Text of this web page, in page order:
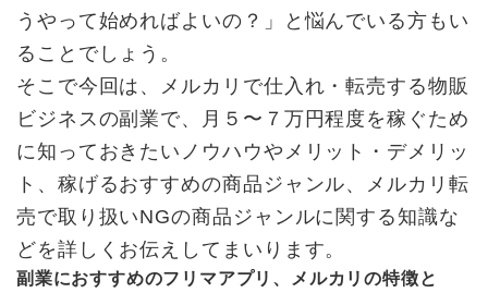
うやって始めればよいの？」と悩んでいる方もい
ることでしょう。
そこで今回は、メルカリで仕入れ・転売する物販
ビジネスの副業で、月５〜７万円程度を稼ぐため
に知っておきたいノウハウやメリット・デメリッ
ト、稼げるおすすめの商品ジャンル、メルカリ転
売で取り扱いNGの商品ジャンルに関する知識な
どを詳しくお伝えしてまいります。
副業におすすめのフリマアプリ、メルカリの特徴と